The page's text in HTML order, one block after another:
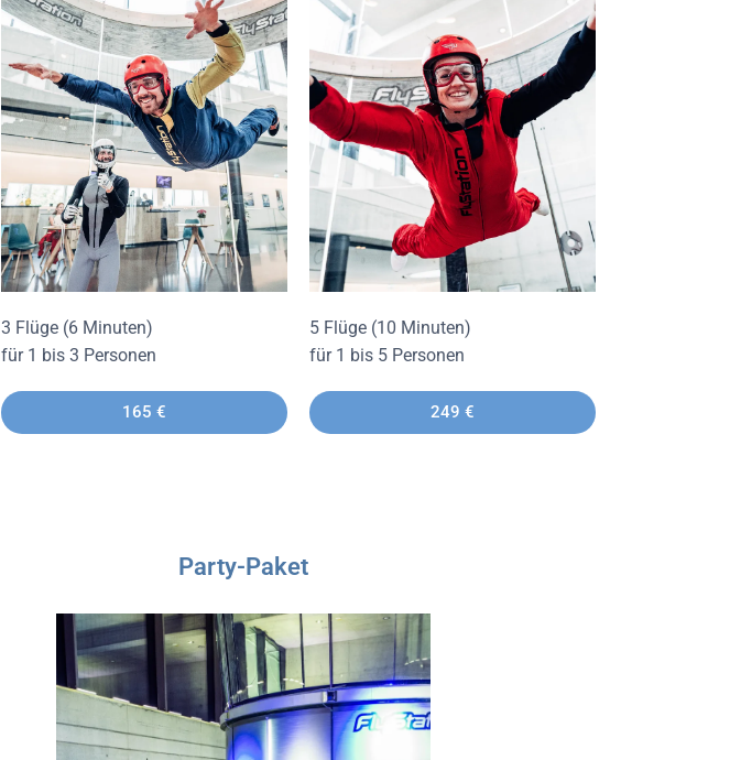
3 Flüge (6 Minuten)
für 1 bis 3 Personen
165 €
5 Flüge (10 Minuten)
für 1 bis 5 Personen
249 €
Party-Paket